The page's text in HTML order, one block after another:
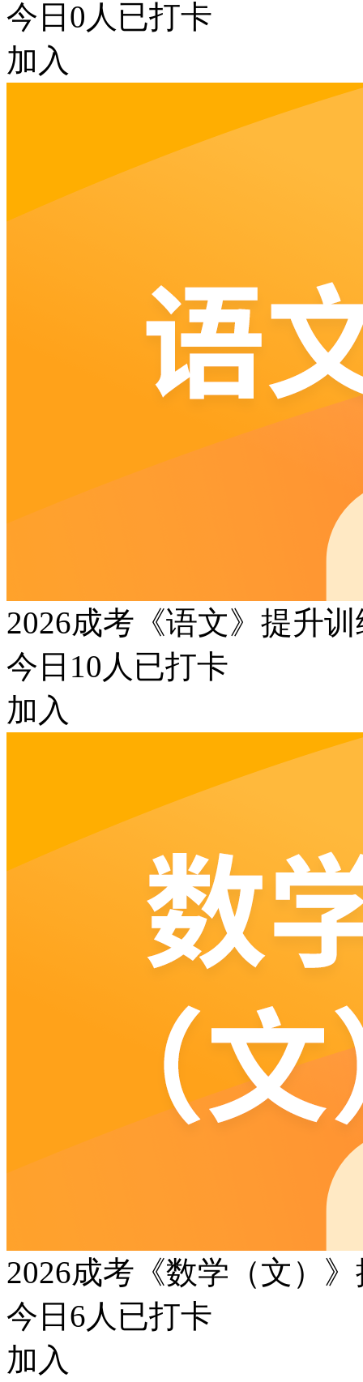
今日 0 人已打卡
加入
2026成考《语文》提升
今日 10 人已打卡
加入
2026成考《数学（文）
今日 6人已打卡
加入